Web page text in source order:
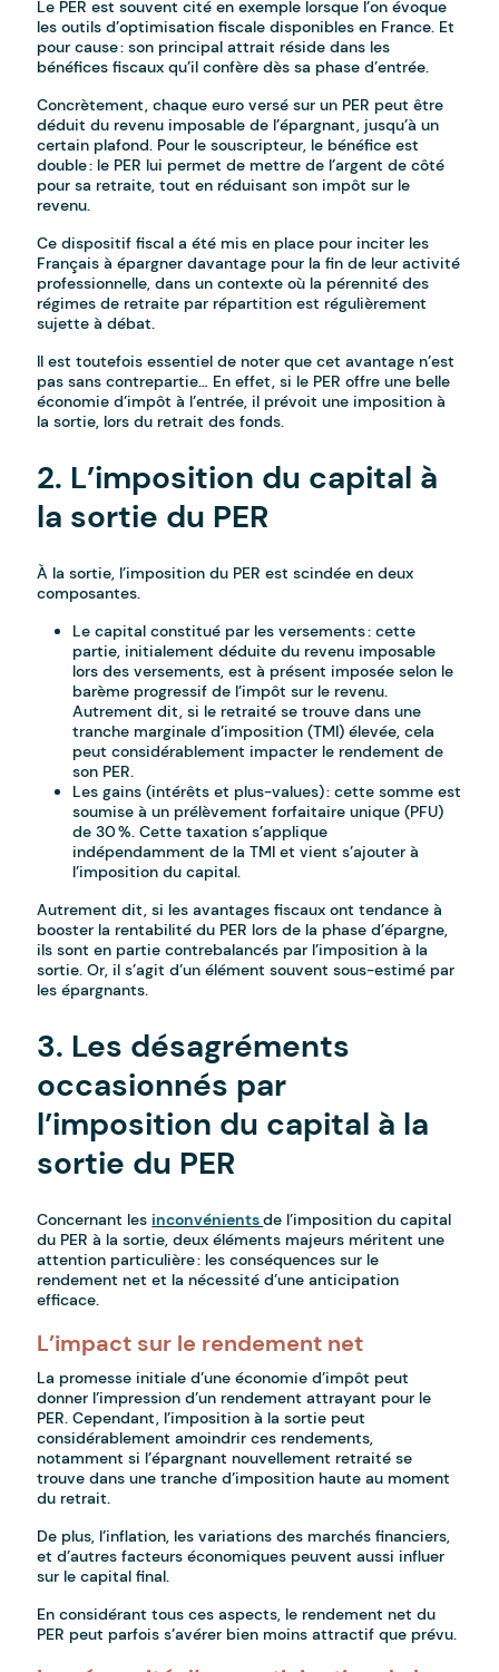
Le PER est souvent cité en exemple lorsque l’on évoque
les outils d’optimisation fiscale disponibles en France. Et
pour cause : son principal attrait réside dans les
bénéfices fiscaux qu’il confère dès sa phase d’entrée.
Concrètement, chaque euro versé sur un PER peut être
déduit du revenu imposable de l’épargnant, jusqu’à un
certain plafond. Pour le souscripteur, le bénéfice est
double : le PER lui permet de mettre de l’argent de côté
pour sa retraite, tout en réduisant son impôt sur le
revenu.
Ce dispositif fiscal a été mis en place pour inciter les
Français à épargner davantage pour la fin de leur activité
professionnelle, dans un contexte où la pérennité des
régimes de retraite par répartition est régulièrement
sujette à débat.
Il est toutefois essentiel de noter que cet avantage n’est
pas sans contrepartie… En effet, si le PER offre une belle
économie d’impôt à l’entrée, il prévoit une imposition à
la sortie, lors du retrait des fonds.
2. L’imposition du capital à
la sortie du PER
À la sortie, l’imposition du PER est scindée en deux
composantes.
Le capital constitué par les versements : cette
partie, initialement déduite du revenu imposable
lors des versements, est à présent imposée selon le
barème progressif de l’impôt sur le revenu.
Autrement dit, si le retraité se trouve dans une
tranche marginale d’imposition (TMI) élevée, cela
peut considérablement impacter le rendement de
son PER.
Les gains (intérêts et plus-values) : cette somme est
soumise à un prélèvement forfaitaire unique (PFU)
de 30 %. Cette taxation s’applique
indépendamment de la TMI et vient s’ajouter à
l’imposition du capital.
Autrement dit, si les avantages fiscaux ont tendance à
booster la rentabilité du PER lors de la phase d’épargne,
ils sont en partie contrebalancés par l’imposition à la
sortie. Or, il s’agit d’un élément souvent sous-estimé par
les épargnants.
3. Les désagréments
occasionnés par
l’imposition du capital à la
sortie du PER
Concernant lesinconvénientsde l’imposition du capital
du PER à la sortie, deux éléments majeurs méritent une
attention particulière : les conséquences sur le
rendement net et la nécessité d’une anticipation
efficace.
L’impact sur le rendement net
La promesse initiale d’une économie d’impôt peut
donner l’impression d’un rendement attrayant pour le
PER. Cependant, l’imposition à la sortie peut
considérablement amoindrir ces rendements,
notamment si l’épargnant nouvellement retraité se
trouve dans une tranche d’imposition haute au moment
du retrait.
De plus, l’inflation, les variations des marchés financiers,
et d’autres facteurs économiques peuvent aussi influer
sur le capital final.
En considérant tous ces aspects, le rendement net du
PER peut parfois s’avérer bien moins attractif que prévu.